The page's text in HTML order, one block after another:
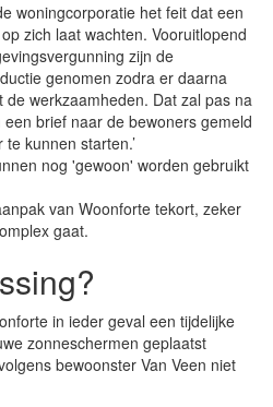
woningcorporatie het feit dat een
zich laat wachten. Vooruitlopend
zijn de
genomen zodra er daarna
werkzaamheden. Dat zal pas na
een brief naar de bewoners gemeld
kunnen starten.’
nog 'gewoon' worden gebruikt
van Woonforte tekort, zeker
gaat.
in ieder geval een tijdelijke
zonneschermen geplaatst
bewoonster Van Veen niet